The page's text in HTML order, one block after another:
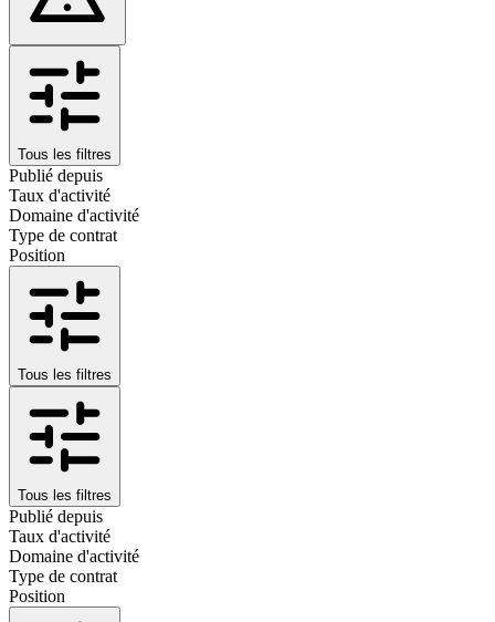
Tous les filtres
Publié depuis
Taux d'activité
Domaine d'activité
Type de contrat
Position
Tous les filtres
Tous les filtres
Publié depuis
Taux d'activité
Domaine d'activité
Type de contrat
Position